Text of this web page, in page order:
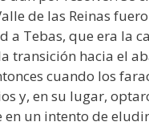
de las Reinas
a Tebas, que era la
transición hacia el
cuando los
y, en su lugar,
un intento de